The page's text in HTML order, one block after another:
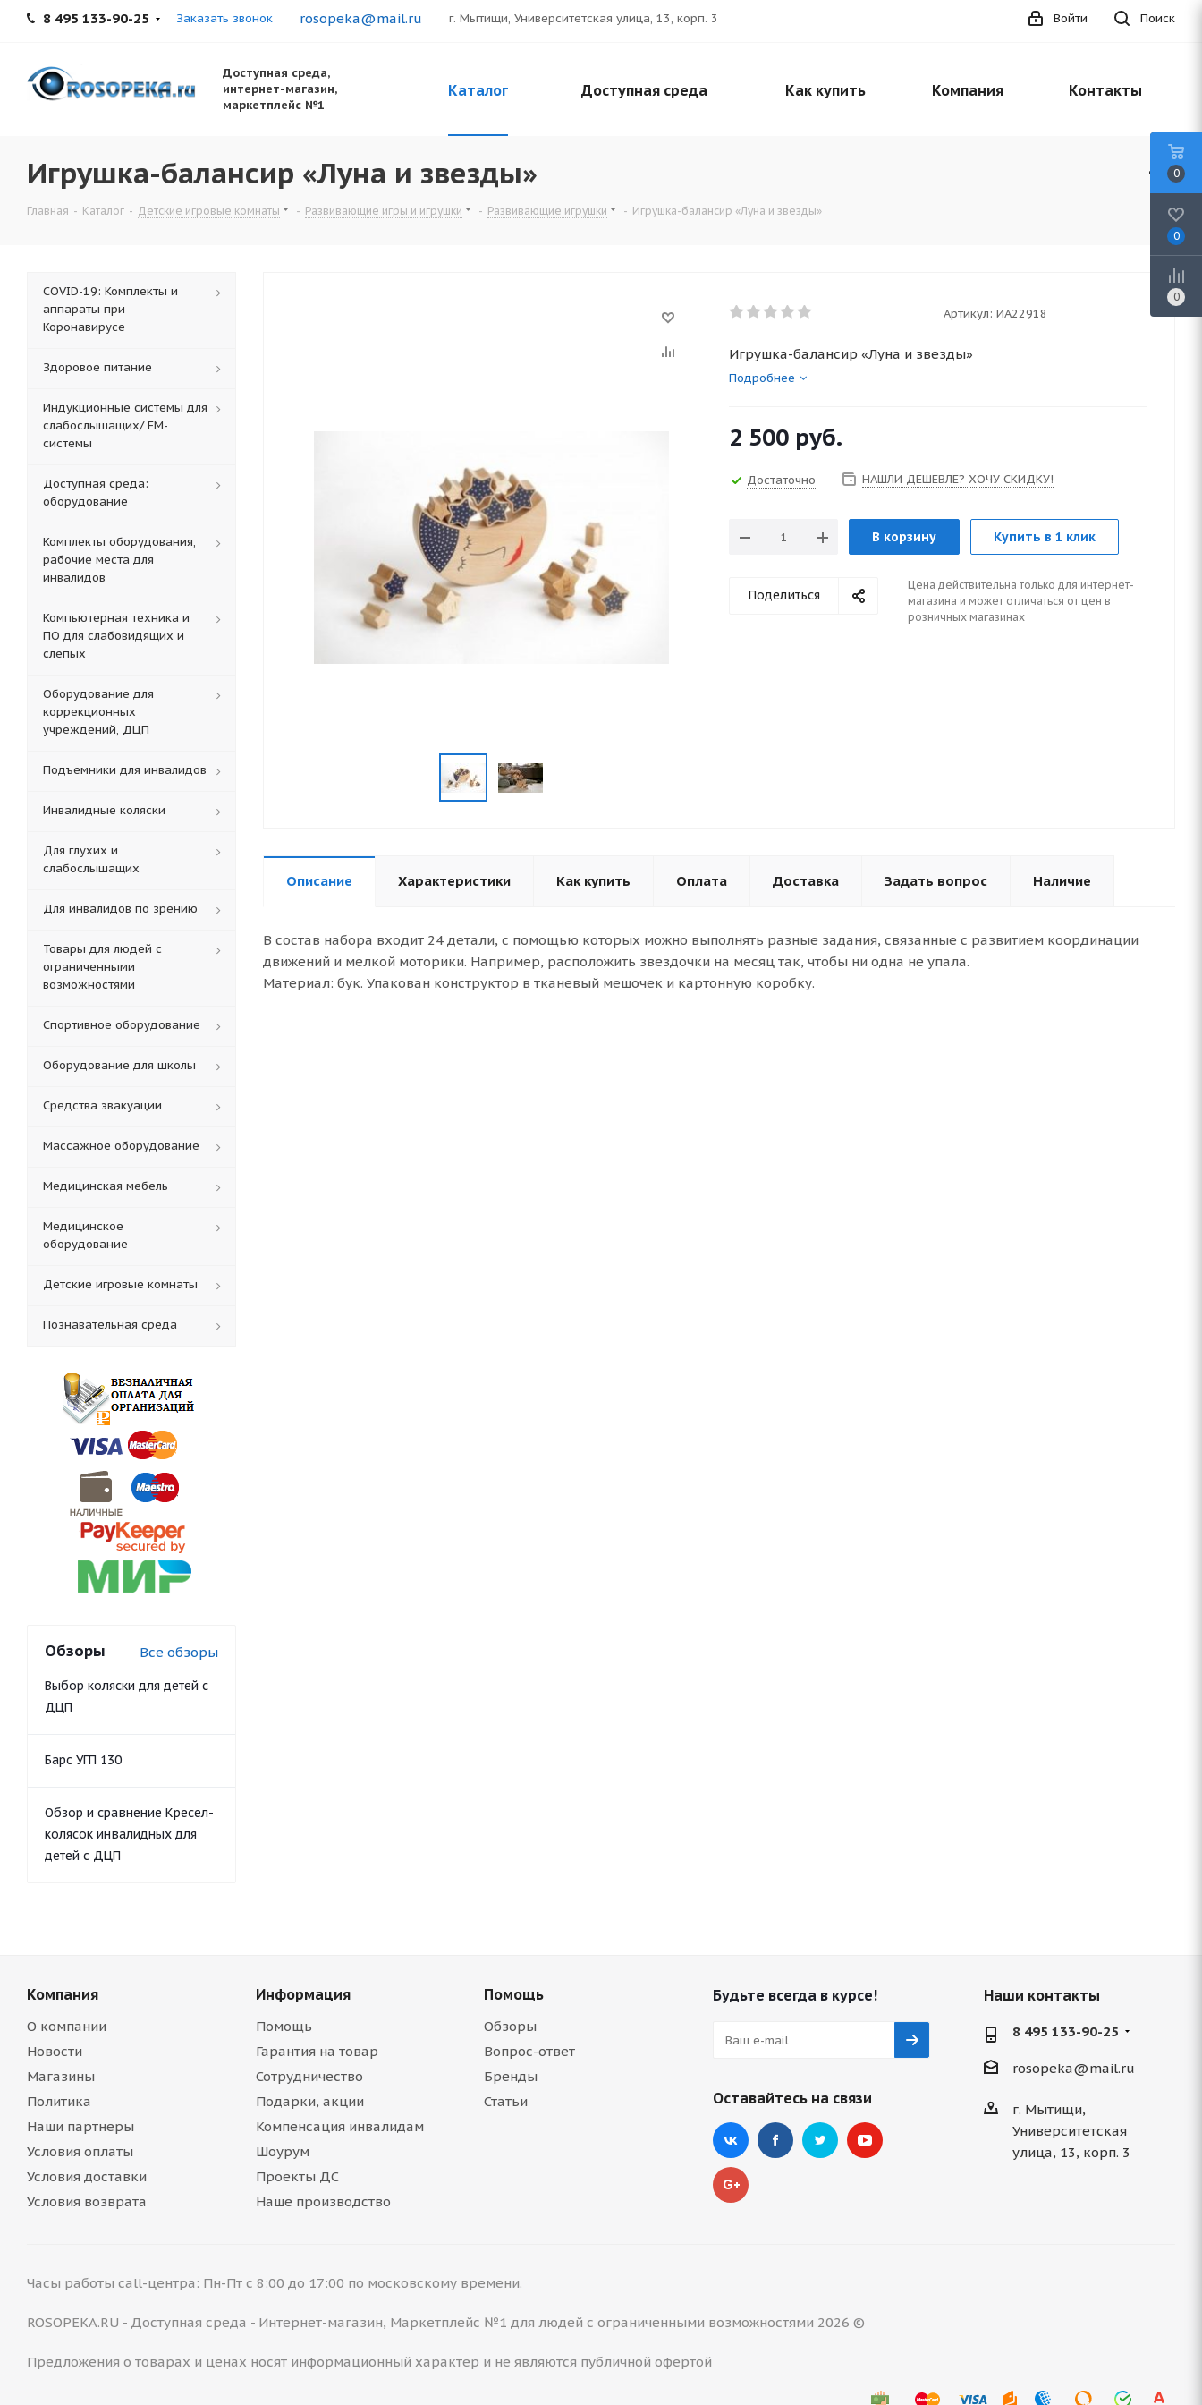
8 495 133-90-25 Заказать звонок rosopeka@mail.ru г. Мытищи, Университетская улица, 13, корп. 3 Поиск
Войти
Доступная среда,
интернет-магазин,
маркетплейс №1
Каталог Доступная среда Как купить Компания Контакты
Игрушка-балансир «Луна и звезды»
Главная - Каталог - Детские игровые комнаты - Развивающие игры и игрушки - Развивающие игрушки - Игрушка-балансир «Луна и звезды»
Артикул: ИА22918
Игрушка-балансир «Луна и звезды»
Подробнее
2 500 руб.
Достаточно НАШЛИ ДЕШЕВЛЕ? ХОЧУ СКИДКУ!
В корзину Купить в 1 клик
Поделиться
Цена действительна только для интернет-
магазина и может отличаться от цен в
розничных магазинах
Описание Характеристики Как купить Оплата Доставка Задать вопрос Наличие
В состав набора входит 24 детали, с помощью которых можно выполнять разные задания, связанные с развитием координации
движений и мелкой моторики. Например, расположить звездочки на месяц так, чтобы ни одна не упала.
Материал: бук. Упакован конструктор в тканевый мешочек и картонную коробку.
COVID-19: Комплекты и
аппараты при
Коронавирусе
Здоровое питание
Индукционные системы для
слабослышащих/ FM-
системы
Доступная среда:
оборудование
Комплекты оборудования,
рабочие места для
инвалидов
Компьютерная техника и
ПО для слабовидящих и
слепых
Оборудование для
коррекционных
учреждений, ДЦП
Подъемники для инвалидов
Инвалидные коляски
Для глухих и
слабослышащих
Для инвалидов по зрению
Товары для людей с
ограниченными
возможностями
Спортивное оборудование
Оборудование для школы
Средства эвакуации
Массажное оборудование
Медицинская мебель
Медицинское
оборудование
Детские игровые комнаты
Познавательная среда
Обзоры Все обзоры
Выбор коляски для детей с
ДЦП
Барс УГП 130
Обзор и сравнение Кресел-
колясок инвалидных для
детей с ДЦП
Компания
О компании
Новости
Магазины
Политика
Наши партнеры
Условия оплаты
Условия доставки
Условия возврата
Информация
Помощь
Гарантия на товар
Сотрудничество
Подарки, акции
Компенсация инвалидам
Шоурум
Проекты ДС
Наше производство
Помощь
Обзоры
Вопрос-ответ
Бренды
Статьи
Будьте всегда в курсе!
Оставайтесь на связи
Наши контакты
8 495 133-90-25
rosopeka@mail.ru
г. Мытищи,
Университетская
улица, 13, корп. 3
Часы работы call-центра: Пн-Пт с 8:00 до 17:00 по московскому времени.
ROSOPEKA.RU - Доступная среда - Интернет-магазин, Маркетплейс №1 для людей с ограниченными возможностями 2026 ©
Предложения о товарах и ценах носят информационный характер и не являются публичной офертой
0
0
0